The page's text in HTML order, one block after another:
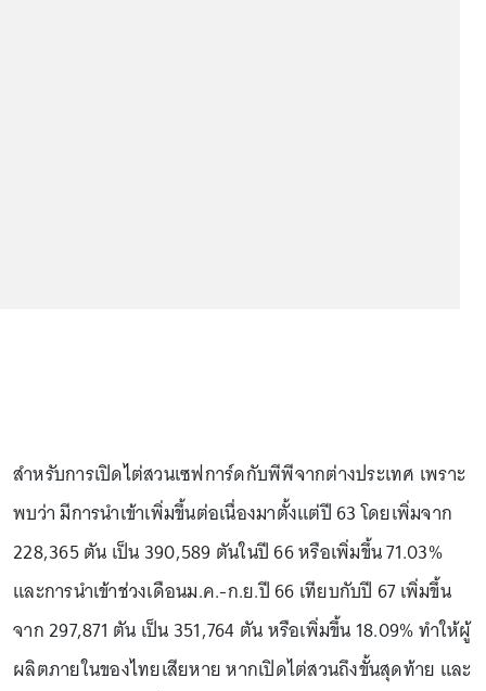
สำหรับการเปิดไต่สวนเซฟการ์ดกับพีพีจากต่างประเทศ เพราะ
พบว่า มีการนำเข้าเพิ่มขึ้นต่อเนื่องมาตั้งแต่ปี 63 โดยเพิ่มจาก
228,365 ตัน เป็น 390,589 ตันในปี 66 หรือเพิ่มขึ้น 71.03%
และการนำเข้าช่วงเดือนม.ค.-ก.ย.ปี 66 เทียบกับปี 67 เพิ่มขึ้น
จาก 297,871 ตัน เป็น 351,764 ตัน หรือเพิ่มขึ้น 18.09% ทำให้ผู้
ผลิตภายในของไทยเสียหาย หากเปิดไต่สวนถึงขั้นสุดท้าย และ